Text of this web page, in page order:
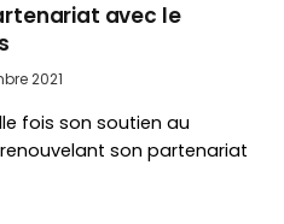
avec le
2021
fois son soutien au
son partenariat